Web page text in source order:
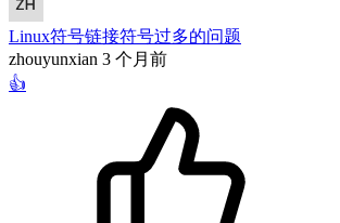
Linux符号链接符号过多的问题
zhouyunxian 3 个月前
👍